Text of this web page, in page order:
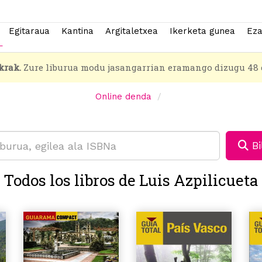
Egitaraua Kantina Argitaletxea Ikerketa gunea
Zure liburua modu jasangarrian eramango dizugu 48
Online denda
Todos los libros de Luis Azpilicueta